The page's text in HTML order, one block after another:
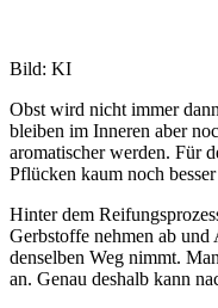
Bild: KI
Obst wird nicht immer
bleiben im Inneren aber
aromatischer werden. Für
Pflücken kaum noch
Hinter dem
Gerbstoffe nehmen ab und
denselben Weg nimmt.
an. Genau deshalb kann